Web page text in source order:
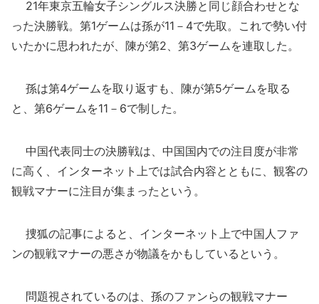
21年東京五輪女子シングルス決勝と同じ顔合わせとな
った決勝戦。第1ゲームは孫が11－4で先取。これで勢い付
いたかに思われたが、陳が第2、第3ゲームを連取した。
孫は第4ゲームを取り返すも、陳が第5ゲームを取る
と、第6ゲームを11－6で制した。
中国代表同士の決勝戦は、中国国内での注目度が非常
に高く、インターネット上では試合内容とともに、観客の
観戦マナーに注目が集まったという。
捜狐の記事によると、インターネット上で中国人ファ
ンの観戦マナーの悪さが物議をかもしているという。
問題視されているのは、孫のファンらの観戦マナー